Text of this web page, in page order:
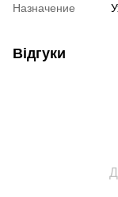
Назначение
Відгуки